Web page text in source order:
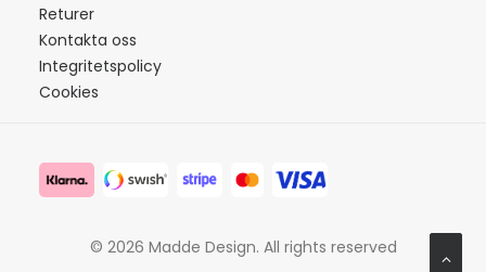
Returer
Kontakta oss
Integritetspolicy
Cookies
© 2026 Madde Design. All rights reserved